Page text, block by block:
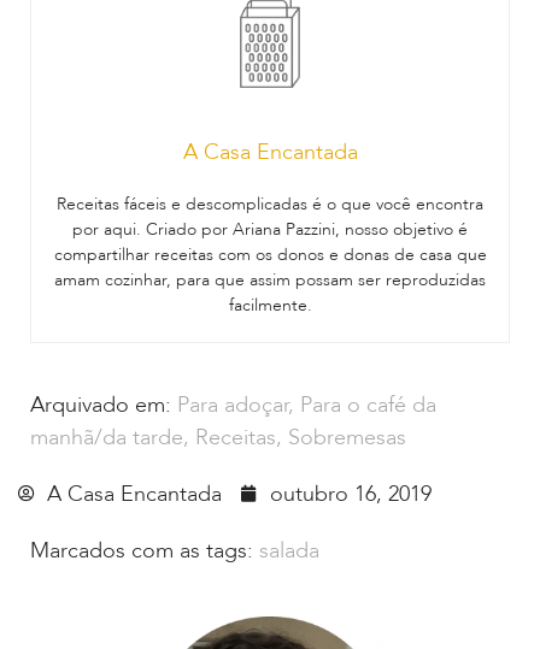
A Casa Encantada
Receitas fáceis e descomplicadas é o que você encontra
por aqui. Criado por Ariana Pazzini, nosso objetivo é
compartilhar receitas com os donos e donas de casa que
amam cozinhar, para que assim possam ser reproduzidas
facilmente.
Arquivado em: Para adoçar, Para o café da
manhã/da tarde, Receitas, Sobremesas
A Casa Encantada
outubro 16, 2019
Marcados com as tags: salada